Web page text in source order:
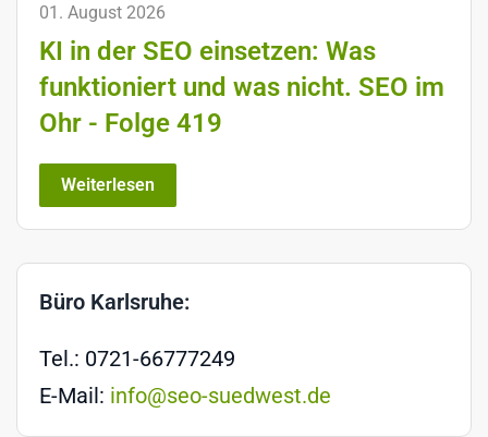
01. August 2026
KI in der SEO einsetzen: Was
funktioniert und was nicht. SEO im
Ohr - Folge 419
Weiterlesen
Büro Karlsruhe:
Tel.: 0721-66777249
E-Mail: info@seo-suedwest.de